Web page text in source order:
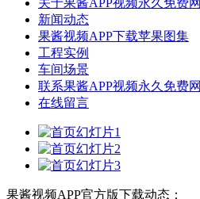
新闻动态
果酱视频APP下载苹果图集
工程实例
车间场景
联系果酱APP视频永久免费网
在线留言
果酱视频APP官方版下载动态：